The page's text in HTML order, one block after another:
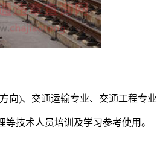
向)、交通运输专业、交通工程专业
技术人员培训及学习参考使用。